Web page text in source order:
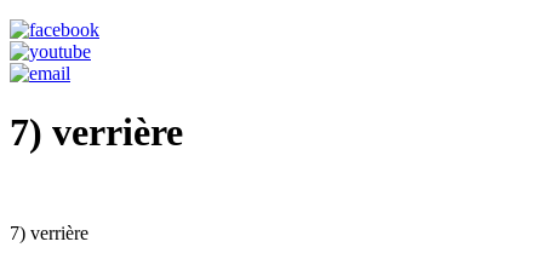
7) verrière
7) verrière